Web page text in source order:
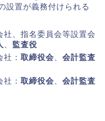
設置が義務付けられる
社、指名委員会等設置会
監査役
： 取締役会
会計監査
： 取締役会
会計監査